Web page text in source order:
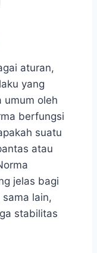
aturan,
yang
umum oleh
berfungsi
suatu
atau
jelas bagi
lain,
stabilitas